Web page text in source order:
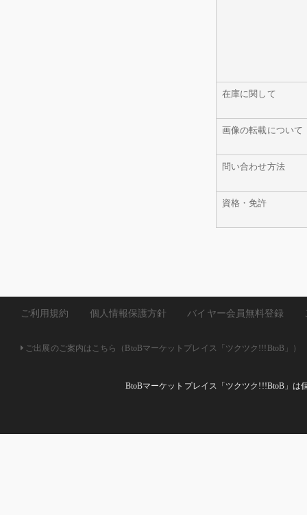
在庫に関して
画像の転載について
問い合わせ方法
資格・免許
ご利用規約 個人情報保護方針 バイヤー会員無料登録
ご出展のご案内はこちら（BtoBマーケットプレイス「ツクツク!!!BtoB」）
BtoBマーケットプレイス「ツクツク!!!BtoB」は